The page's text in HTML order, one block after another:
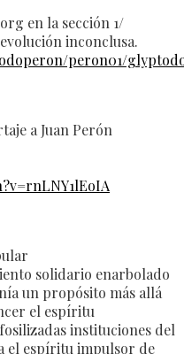
en la sección 1/
inconclusa.
peron01/
a Juan Perón
solidario enarbolado
un propósito más allá
el espíritu
instituciones del
el espíritu impulsor de